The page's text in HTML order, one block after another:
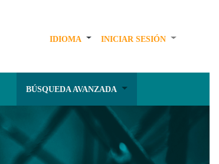
IDIOMA INICIAR SESIÓN
BÚSQUEDA AVANZADA